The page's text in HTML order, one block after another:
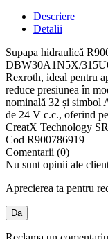
Descriere
Detalii
Supapa hidraulică
DBW30A1N5X/
Rexroth, ideal pentru
reduce presiunea în
nominală 32 și simbol
de 24 V c.c., oferind
CreatX Technology
Cod R900786919
Comentarii (0)
Nu sunt opinii ale
Aprecierea ta pentru
Da